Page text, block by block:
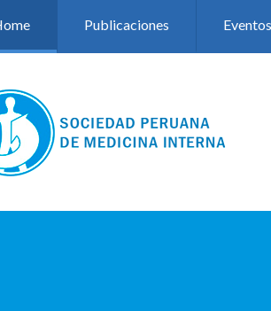
Publicaciones Eventos